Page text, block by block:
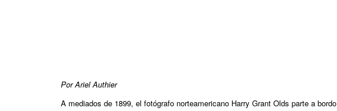
Por Ariel Authier
A mediados de 1899, el fotógrafo norteamericano Harry Grant Olds parte a bordo